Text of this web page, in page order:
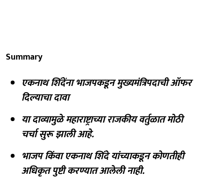
Summary
एकनाथ शिंदेंना भाजपकडून मुख्यमंत्रिपदाची ऑफर
दिल्याचा दावा
या दाव्यामुळे महाराष्ट्राच्या राजकीय वर्तुळात मोठी
चर्चा सुरू झाली आहे.
भाजप किंवा एकनाथ शिंदे यांच्याकडून कोणतीही
अधिकृत पुष्टी करण्यात आलेली नाही.